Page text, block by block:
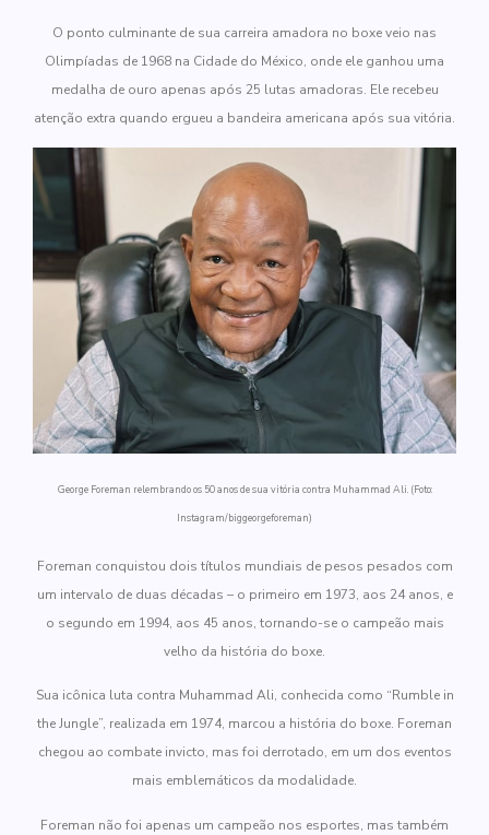
O ponto culminante de sua carreira amadora no boxe veio nas
Olimpíadas de 1968 na Cidade do México, onde ele ganhou uma
medalha de ouro apenas após 25 lutas amadoras. Ele recebeu
atenção extra quando ergueu a bandeira americana após sua vitória.
George Foreman relembrando os 50 anos de sua vitória contra Muhammad Ali. (Foto:
Instagram/biggeorgeforeman)
Foreman conquistou dois títulos mundiais de pesos pesados com
um intervalo de duas décadas – o primeiro em 1973, aos 24 anos, e
o segundo em 1994, aos 45 anos, tornando-se o campeão mais
velho da história do boxe.
Sua icônica luta contra Muhammad Ali, conhecida como “Rumble in
the Jungle”, realizada em 1974, marcou a história do boxe. Foreman
chegou ao combate invicto, mas foi derrotado, em um dos eventos
mais emblemáticos da modalidade.
Foreman não foi apenas um campeão nos esportes, mas também